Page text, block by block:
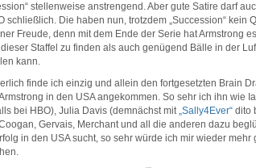
stellenweise anstrengend. Aber gute Satire darf
schließlich. Die haben nun, trotzdem „Succession“ kein
Freude, denn mit dem Ende der Serie hat Armstrong
Staffel zu finden als auch genügend Bälle in der
kann.
finde ich einzig und allein den fortgesetzten Brain
in den USA angekommen. So sehr ich ihn wie
bei HBO), Julia Davis (demnächst mit„Sally4Ever“ dito
Gervais, Merchant und all die anderen dazu
in den USA sucht, so sehr würde ich mir wieder